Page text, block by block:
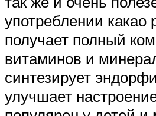
употреблении какао
получает полный
витаминов и
синтезирует
улучшает